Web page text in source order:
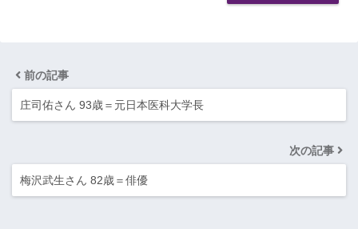
前の記事
庄司佑さん 93歳＝元日本医科大学長
次の記事
梅沢武生さん 82歳＝俳優